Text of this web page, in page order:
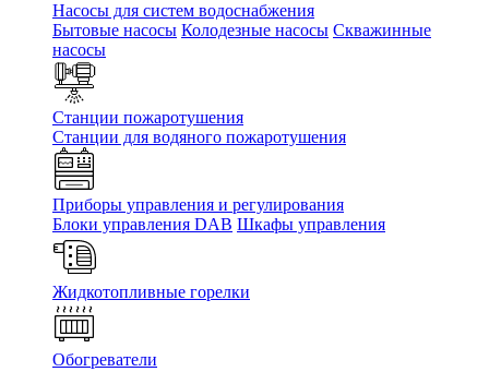
Насосы для систем водоснабжения
Бытовые насосы Колодезные насосы Скважинные
насосы
Станции пожаротушения
Станции для водяного пожаротушения
Приборы управления и регулирования
Блоки управления DAB Шкафы управления
Жидкотопливные горелки
Обогреватели